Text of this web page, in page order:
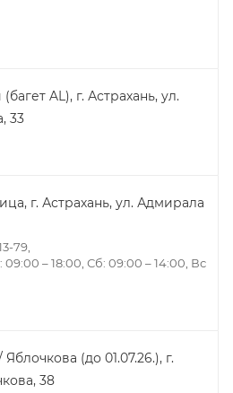
AL), г. Астрахань, ул.
33
г. Астрахань, ул. Адмирала
79,
– 18:00, Сб: 09:00 – 14:00, Вс
(до 01.07.26.), г.
38